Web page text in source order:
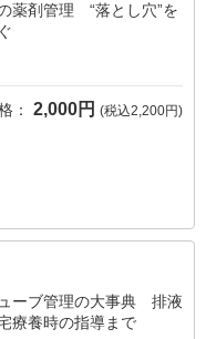
薬剤管理 “落とし穴”を
： 2,000円 (税込2,200円)
ーブ管理の大事典 排液
療養時の指導まで